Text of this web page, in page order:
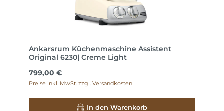
Ankarsrum Küchenmaschine Assistent
Original 6230| Creme Light
Regulärer Preis:
799,00 €
Preise inkl. MwSt. zzgl. Versandkosten
In den Warenkorb